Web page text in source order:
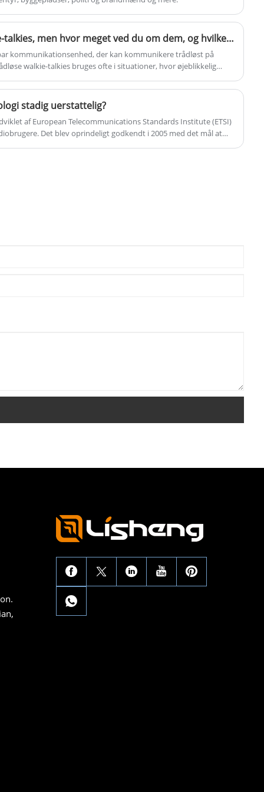
Alle ved om trådløse walkie-talkies, men hvor meget ved du om dem, og hvilke vigtige værdier har trådløse walkie-talkies!
kommunikationsenhed, der kan kommunikere trådløst på
walkie-talkies bruges ofte i situationer, hvor øjeblikkelig
stadig uerstattelig?
af European Telecommunications Standards Institute (ETSI)
Det blev oprindeligt godkendt i 2005 med det mål at